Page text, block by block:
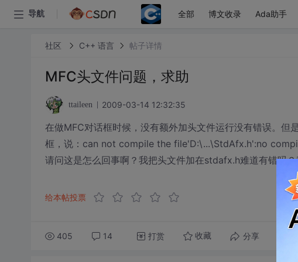
导航 全部 博文收录 Ada助手
社区 C++ 语言 帖子详情
MFC头文件问题，求助
ttaileen 2009-03-14 12:32:35
在做MFC对话框时候，没有额外加头文件运行没有错误。
框，说：can not compile the file'D:\...\StdAfx.h':no
请问这是怎么回事啊？我把头文件加在stdafx.h难道有错吗
给本帖投票
405 14 打赏 收藏 分享